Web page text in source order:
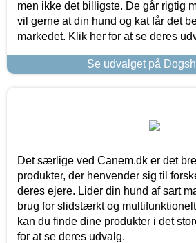
men ikke det billigste. De går rigtig
vil gerne at din hund og kat får det
markedet. Klik her for at se deres
Se udvalget på
Det særlige ved Canem.dk er det
produkter, der henvender sig til
deres ejere. Lider din hund af sart
brug for slidstærkt og
kan du finde dine produkter i det
for at se deres udvalg.